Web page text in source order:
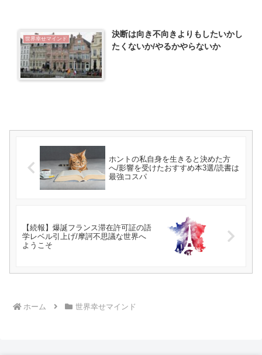
世界幸せマインド
決断は向き不向きよりもしたいかし
たくないか/やるかやらないか
ホントの私自身を生きると決めた方
へ/影響を受けたおすすめ本3選/読書は
最強コスパ
【続報】爆誕フランス滞在許可証の語
学レベル引上げ/摩訶不思議な世界へ
ようこそ
ホーム 世界幸せマインド